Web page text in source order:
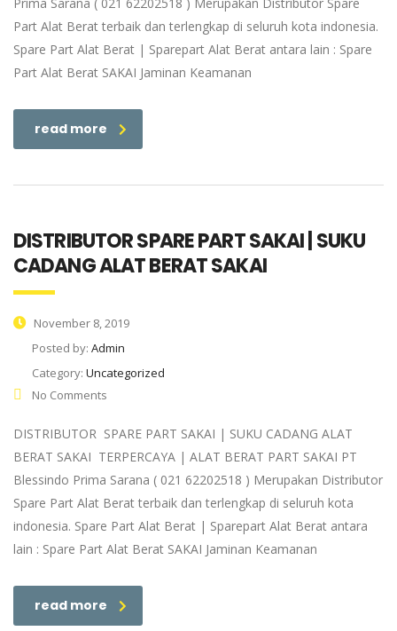
Part Alat Berat terbaik dan terlengkap di seluruh kota indonesia.
Spare Part Alat Berat | Sparepart Alat Berat antara lain : Spare
Part Alat Berat SAKAI Jaminan Keamanan
read more
DISTRIBUTOR SPARE PART SAKAI | SUKU
CADANG ALAT BERAT SAKAI
November 8, 2019
Posted by: Admin
Category: Uncategorized
No Comments
DISTRIBUTOR SPARE PART SAKAI | SUKU CADANG ALAT
BERAT SAKAI TERPERCAYA | ALAT BERAT PART SAKAI PT
Blessindo Prima Sarana ( 021 62202518 ) Merupakan Distributor
Spare Part Alat Berat terbaik dan terlengkap di seluruh kota
indonesia. Spare Part Alat Berat | Sparepart Alat Berat antara
lain : Spare Part Alat Berat SAKAI Jaminan Keamanan
read more